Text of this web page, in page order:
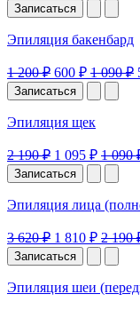
Записаться
Эпиляция бакенбард
1 200 ₽ 600 ₽ 1 090 ₽
Записаться
Эпиляция щек
2 190 ₽ 1 095 ₽ 1 090
Записаться
Эпиляция лица
3 620 ₽ 1 810 ₽ 2 190
Записаться
Эпиляция шеи